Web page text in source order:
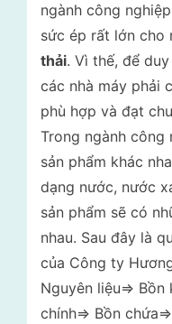
ngành công
sức ép rất lớn cho
thải. Vì thế, để
các nhà máy phải
phù hợp và đạt
Trong ngành
sản phẩm khác
dạng nước, nước
sản phẩm sẽ có
nhau. Sau đây là
của Công ty
Nguyên liệu=>
chính=> Bồn